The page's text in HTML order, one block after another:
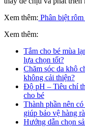
Xem thêm: Phân biệt
Xem thêm:
Tắm cho bé mùa
lựa chọn tốt?
Chăm sóc da khô
không cải thiện?
Độ pH – Tiêu chí
cho bé
Thành phần nên
giúp bảo vệ hàng
Hướng dẫn chọn